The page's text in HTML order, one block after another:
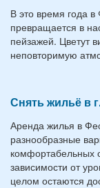
В это время года
превращается в
пейзажей. Цветут
неповторимую
Снять жильё в
Аренда жилья в
разнообразные
комфортабельных
зависимости от
целом остаются